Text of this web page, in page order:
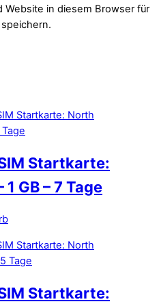
Website in diesem Browser für
Startkarte:
GB – 7 Tage
Startkarte: